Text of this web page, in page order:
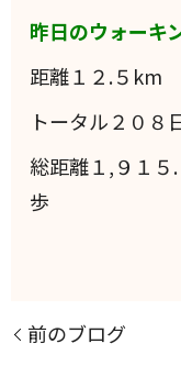
昨日のウォーキ
距離１２.５km
トータル２０８
総距離１,９１
歩
前のブログ